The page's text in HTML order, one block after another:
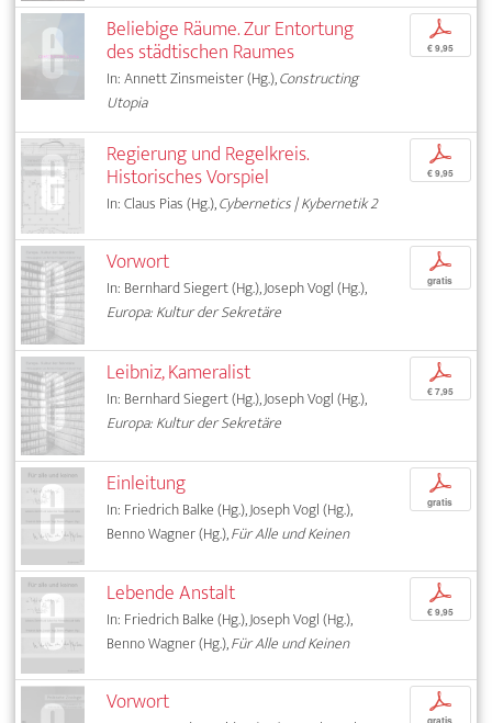
Beliebige Räume. Zur Entortung
des städtischen Raumes
In: Annett Zinsmeister (Hg.),Constructing
Utopia
p
€ 9,95
Regierung und Regelkreis.
Historisches Vorspiel
In: Claus Pias (Hg.),Cybernetics | Kybernetik 2
p
€ 9,95
Vorwort
In: Bernhard Siegert (Hg.), Joseph Vogl (Hg.),
Europa: Kultur der Sekretäre
p
gratis
Leibniz, Kameralist
In: Bernhard Siegert (Hg.), Joseph Vogl (Hg.),
Europa: Kultur der Sekretäre
p
€ 7,95
Einleitung
In: Friedrich Balke (Hg.), Joseph Vogl (Hg.),
Benno Wagner (Hg.),Für Alle und Keinen
p
gratis
Lebende Anstalt
In: Friedrich Balke (Hg.), Joseph Vogl (Hg.),
Benno Wagner (Hg.),Für Alle und Keinen
p
€ 9,95
Vorwort p